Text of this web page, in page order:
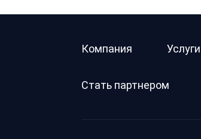
Компания Услуги
Стать партнером